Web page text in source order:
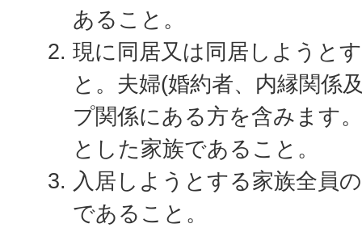
あること。
現に同居又は同居しようと
と。夫婦(婚約者、内縁関係
プ関係にある方を含みます
とした家族であること。
入居しようとする家族全員
であること。